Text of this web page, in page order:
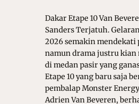
Dakar Etape 10 Van
Sanders Terjatuh.
2026 semakin mendekati
namun drama justru kian
di medan pasir yang
Etape 10 yang baru saja
pembalap Monster
Adrien Van Beveren,